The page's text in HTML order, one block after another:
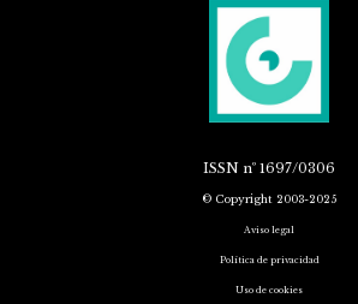
ISSN nº 1697/0306
© Copyright 2003-2025
Aviso legal
Política de privacidad
Uso de cookies